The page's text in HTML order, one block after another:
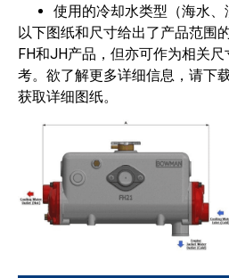
使用的冷却水类型（海水、
以下图纸和尺寸给出了产品范围
FH和JH产品，但亦可作为相关
考。欲了解更多详细信息，请下
获取详细图纸。